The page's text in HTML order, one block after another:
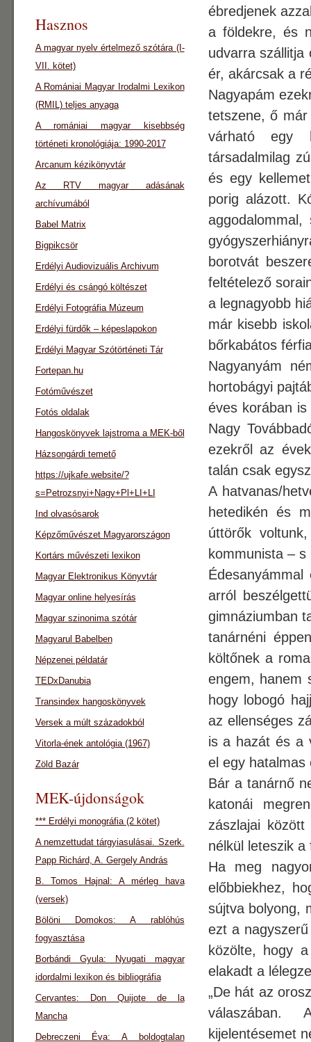
ébredjenek
a földekre, és
udvarra szállitja
ér, akárcsak a
Nagyapám
tetszene, ő
várható egy
társadalmilag
és egy
porig alázott.
borotvát
feltételező
a legnagyobb
már kisebb
bőrkabátos
Nagyanyám
hortobágyi
éves korában
Nagy
ezekről az
talán csak
A hatvanas/
hetedikén és
úttörők
kommunista –
arról
gimnáziumban
tanárnéni
költőnek a
engem, hanem
hogy lobogó
az ellenséges
is a hazát és a
el egy hatalmas
Bár a tanárnő
katonái
zászlajai
nélkül leteszik a
Ha meg
előbbiekhez,
sújtva bolyong,
ezt a
közölte, hogy
elakadt a
„De hát az
válaszában.
kijelentésemet
Hasznos
A magyar nyelv értelmező szótára (I-
VII. kötet)
A Romániai Magyar Irodalmi Lexikon
(RMIL) teljes anyaga
A romániai magyar kisebbség
történeti kronológiája: 1990-2017
Arcanum kézikönyvtár
Az RTV magyar adásának
archívumából
Babel Matrix
Bigpikcsör
Erdélyi Audiovizuális Archivum
Erdélyi és csángó költészet
Erdélyi Fotográfia Múzeum
Erdélyi fürdők – képeslapokon
Erdélyi Magyar Szótörténeti Tár
Fortepan.hu
Fotóművészet
Fotós oldalak
Hangoskönyvek lajstroma a MEK-ből
Házsongárdi temető
https://ujkafe.website/?
s=Petrozsnyi+Nagy+Pl+LI+LI
Ind olvasósarok
Képzőművészet Magyarországon
Kortárs művészeti lexikon
Magyar Elektronikus Könyvtár
Magyar online helyesírás
Magyar szinonima szótár
Magyarul Babelben
Népzenei példatár
TEDxDanubia
Transindex hangoskönyvek
Versek a múlt századokból
Vitorla-ének antológia (1967)
Zöld Bazár
MEK-újdonságok
*** Erdélyi monográfia (2 kötet)
A nemzettudat tárgyiasulásai. Szerk.
Papp Richárd, A. Gergely András
B. Tomos Hajnal: A mérleg hava
(versek)
Bölöni Domokos: A rablóhús
fogyasztása
Borbándi Gyula: Nyugati magyar
idordalmi lexikon és bibliográfia
Cervantes: Don Quijote de la
Mancha
Debreczeni Éva: A boldogtalan